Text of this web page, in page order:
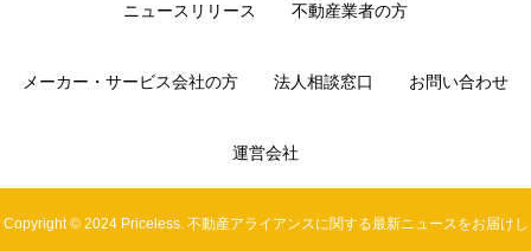
ニュースリリース 不動産業者の方
メーカー・サービス会社の方 法人相談窓口 お問い合わせ
運営会社
Copyright © 2024 Priceless. 不動産アライアンスに関する最新ニュースをお届けし